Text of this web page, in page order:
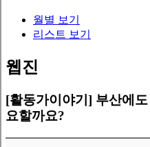
월별 보기
리스트 보기
웹진
[활동가이야기] 부산에
요할까요?